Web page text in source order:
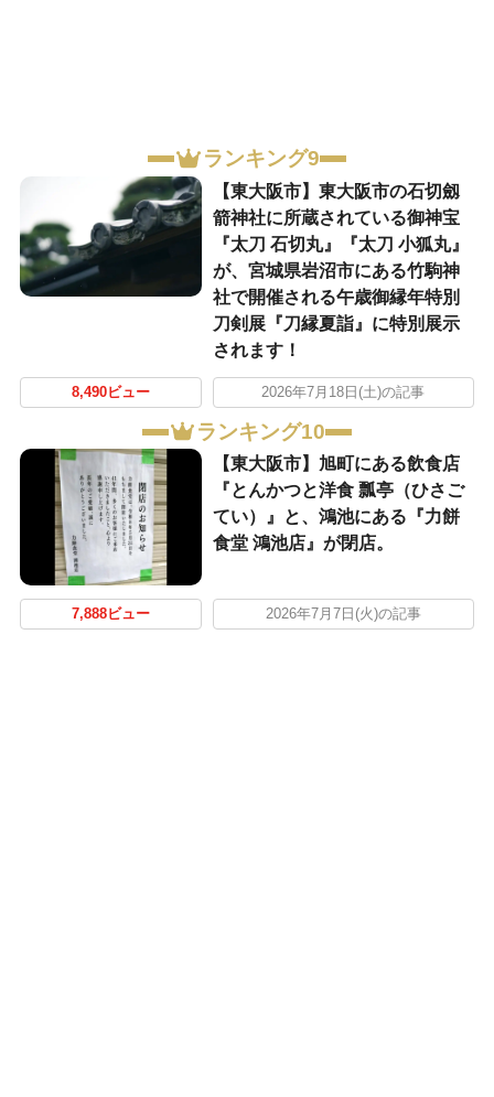
ランキング9
【東大阪市】東大阪市の石切劔
箭神社に所蔵されている御神宝
『太刀 石切丸』『太刀 小狐丸』
が、宮城県岩沼市にある竹駒神
社で開催される午歳御縁年特別
刀剣展『刀縁夏詣』に特別展示
されます！
8,490ビュー 2026年7月18日(土)の記事
ランキング10
【東大阪市】旭町にある飲食店
『とんかつと洋食 瓢亭（ひさご
てい）』と、鴻池にある『力餅
食堂 鴻池店』が閉店。
7,888ビュー 2026年7月7日(火)の記事